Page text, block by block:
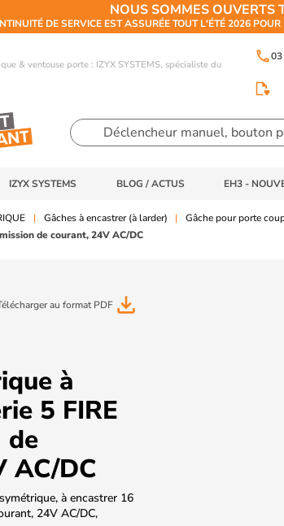
NOUS SOMMES OUVERTS
DE SERVICE EST ASSURÉE TOUT L'ÉTÉ 2026
& ventouse porte : IZYX SYSTEMS, spécialiste du
phone
IZYX SYSTEMS BLOG / ACTUS EH3 -
Gâches à encastrer (à larder)
Gâche pour porte
de courant, 24V AC/DC
au format PDF file_download
à
5 FIRE
de
AC/DC
à encastrer 16
24V AC/DC,